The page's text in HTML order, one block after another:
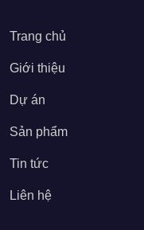
Trang chủ
Giới thiệu
Dự án
Sản phẩm
Tin tức
Liên hệ